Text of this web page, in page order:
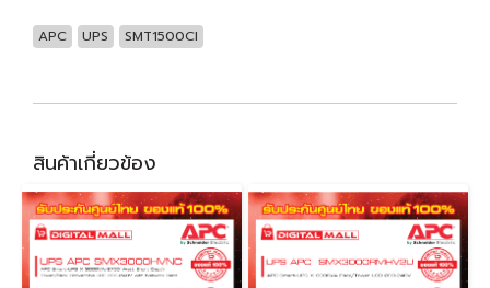
APC UPS SMT1500CI
สินค้าเกี่ยวข้อง